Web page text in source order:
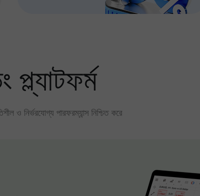
ও নির্ভরযোগ্য পারফরম্যান্স নিশ্চিত করে